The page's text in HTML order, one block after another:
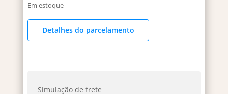
Em estoque
Detalhes do parcelamento
Simulação de frete